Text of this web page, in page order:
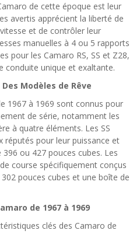
de cette époque est leur
avertis apprécient la liberté de
et de contrôler leur
manuelles à 4 ou 5 rapports
pour les Camaro RS, SS et Z28,
conduite unique et exaltante.
Des Modèles de Rêve
1967 à 1969 sont connus pour
de série, notamment les
à quatre éléments. Les SS
réputés pour leur puissance et
ou 427 pouces cubes. Les
course spécifiquement conçus
pouces cubes et une boîte de
de 1967 à 1969
clés des Camaro de